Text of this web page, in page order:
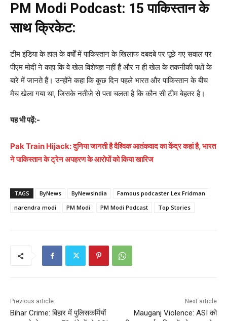
PM Modi Podcast: 15 पाकिस्तान के
साथ क्रिकेट:
टीम इंडिया के हाल के वर्षों में पाकिस्तान के खिलाफ दबदबे पर पूछे गए सवाल पर
पीएम मोदी ने कहा कि वे खेल विशेषज्ञ नहीं हैं और न ही खेल के तकनीकी पक्षों के
बारे में जानते हैं। उन्होंने कहा कि कुछ दिन पहले भारत और पाकिस्तान के बीच
मैच खेला गया था, जिसके नतीजे से पता चलता है कि कौन सी टीम बेहतर है।
यह भी पढ़ें:-
Pak Train Hijack: दुनिया जानती है वैश्विक आतंकवाद का केंद्र कहां है, भारत
ने पाकिस्तान के ट्रेन अपहरण के आरोपों को किया खारिज
TAGS ByNews ByNewsIndia
Famous podcaster Lex Fridman
narendra modi
PM Modi PM Modi Podcast Top Stories
Previous article
Bihar Crime: बिहार में पुलिसकर्मियों
Next article
Mauganj Violence: ASI को